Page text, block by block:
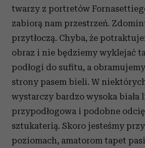
twarzy z portretów
zabiorą nam przestrzeń.
przytłoczą. Chyba, że
obraz i nie będziemy wyklejać
podłogi do sufitu, a
strony pasem bieli. W
wystarczy bardzo wysoka biała
przypodłogowa i podobne
sztukaterią. Skoro jesteśmy
poziomach, amatorom tapet